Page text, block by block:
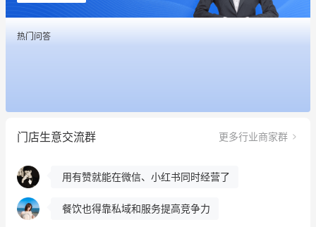
热门问答
门店生意交流群 更多行业商家群
用有赞就能在微信、小红书同时经营了
这个营销策划案例推荐大家看一下